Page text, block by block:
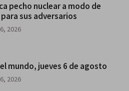
pecho nuclear a modo de
sus adversarios
2026
mundo, jueves 6 de agosto
2026